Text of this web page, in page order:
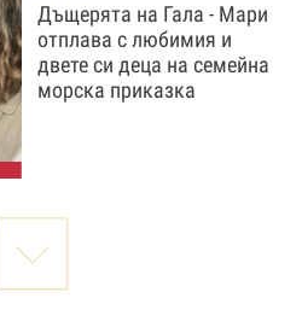
Дъщерята на Гала - Мари
отплава с любимия и
двете си деца на семейна
морска приказка